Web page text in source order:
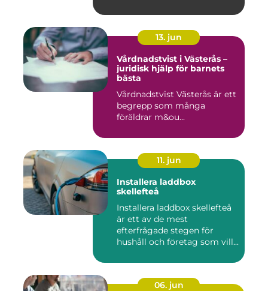
13. jun
Vårdnadstvist i Västerås –
juridisk hjälp för barnets
bästa
Vårdnadstvist Västerås är ett
begrepp som många
föräldrar m&ou...
11. jun
Installera laddbox
skellefteå
Installera laddbox skellefteå
är ett av de mest
efterfrågade stegen för
hushåll och företag som vill...
06. jun